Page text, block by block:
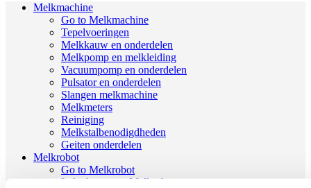
Melkmachine
Go to Melkmachine
Tepelvoeringen
Melkkauw en onderdelen
Melkpomp en melkleiding
Vacuumpomp en onderdelen
Pulsator en onderdelen
Slangen melkmachine
Melkmeters
Reiniging
Melkstalbenodigdheden
Geiten onderdelen
Melkrobot
Go to Melkrobot
Lely Astronaut Melkrobot